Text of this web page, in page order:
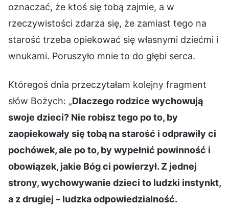
oznaczać, że ktoś się tobą zajmie, a w
rzeczywistości zdarza się, że zamiast tego na
starość trzeba opiekować się własnymi dziećmi i
wnukami. Poruszyło mnie to do głębi serca.
Któregoś dnia przeczytałam kolejny fragment
słów Bożych: „Dlaczego rodzice wychowują
swoje dzieci? Nie robisz tego po to, by
zaopiekowały się tobą na starość i odprawiły ci
pochówek, ale po to, by wypełnić powinność i
obowiązek, jakie Bóg ci powierzył. Z jednej
strony, wychowywanie dzieci to ludzki instynkt,
a z drugiej – ludzka odpowiedzialność.